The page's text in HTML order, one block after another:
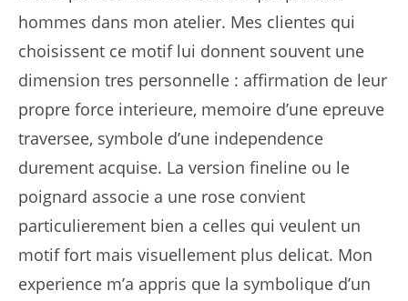
hommes dans mon atelier. Mes clientes qui
choisissent ce motif lui donnent souvent une
dimension tres personnelle : affirmation de leur
propre force interieure, memoire d’une epreuve
traversee, symbole d’une independence
durement acquise. La version fineline ou le
poignard associe a une rose convient
particulierement bien a celles qui veulent un
motif fort mais visuellement plus delicat. Mon
experience m’a appris que la symbolique d’un